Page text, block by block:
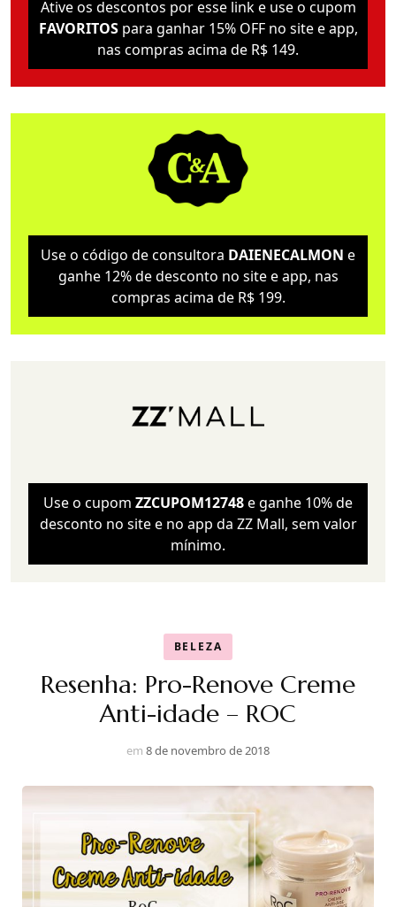
Ative os descontos por esse link e use o cupom
FAVORITOSpara ganhar 15% OFF no site e app,
nas compras acima de R$ 149.
Use o código de consultora DAIENECALMON e
ganhe 12% de desconto no site e app, nas
compras acima de R$ 199.
Use o cupom ZZCUPOM12748e ganhe 10% de
desconto no site e no app da ZZ Mall, sem valor
mínimo.
BELEZA
Resenha: Pro-Renove Creme
Anti-idade – ROC
em 8 de novembro de 2018